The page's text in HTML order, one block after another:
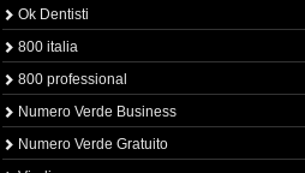
Ok Dentisti
800 italia
800 professional
Numero Verde Business
Numero Verde Gratuito